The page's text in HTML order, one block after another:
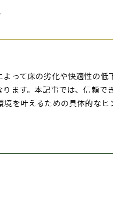
って床の劣化や快適性の低
ます。本記事では、信頼で
を叶えるための具体的なヒ